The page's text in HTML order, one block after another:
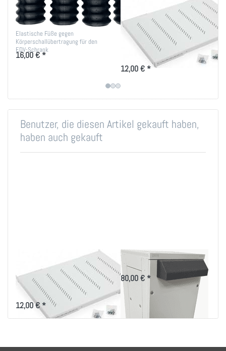
Vibrationsdämmende
Füße
Elastische Füße gegen
Körperschallübertragung für den
EDV-Schrank
16,00 € *
19 Zoll Fachboden
bis 80kg Belastung
in versch. Tiefen
Ablage-Tablar 150 bis 950mm
Tiefe für 19 Zoll IT-Schränke
12,00 € *
Benutzer, die diesen Artikel gekauft haben,
haben auch gekauft
19 Zoll Fachboden
bis 80kg Belastung
in versch. Tiefen
12,00 € *
Schalldämpfer AW
80,00 € *